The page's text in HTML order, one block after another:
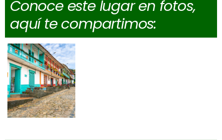
Conoce este lugar en fotos,
aquí te compartimos: